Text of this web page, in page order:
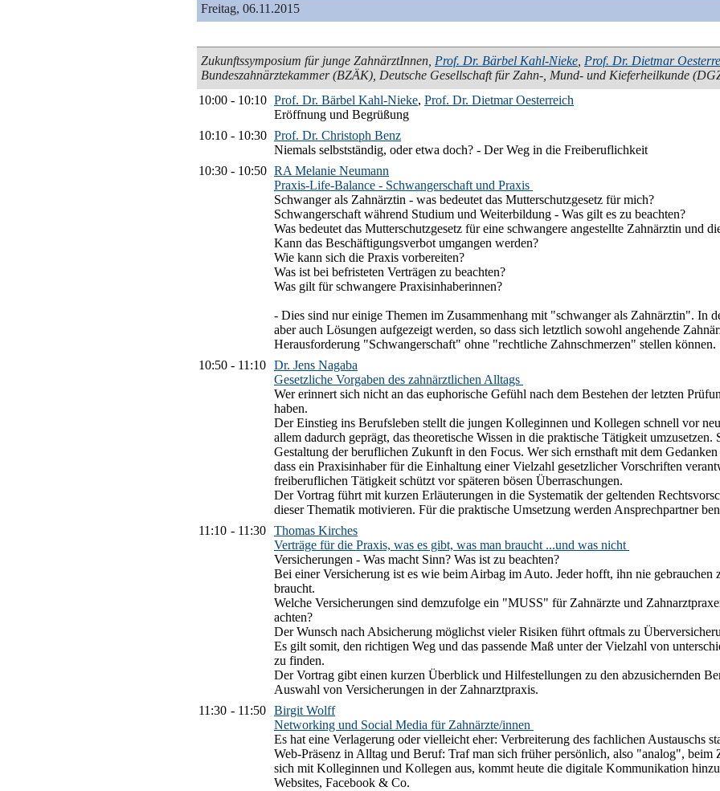
Freitag, 06.11.2015
Zukunftssymposium für junge ZahnärztInnen Prof. Dr. Bärbel Kahl-Nieke Prof. Dr. Dietmar
Bundeszahnärztekammer (BZÄK), Deutsche Gesellschaft für Zahn-, Mund- und Kieferheilkunde
10:00 - 10:10 Prof. Dr. Bärbel Kahl-Nieke, Prof. Dr. Dietmar Oesterreich
Eröffnung und Begrüßung
10:10 - 10:30 Prof. Dr. Christoph Benz
Niemals selbstständig, oder etwa doch? - Der Weg in die Freiberuflichkeit
10:30 - 10:50 RA Melanie Neumann
Praxis-Life-Balance - Schwangerschaft und Praxis
Schwanger als Zahnärztin - was bedeutet das Mutterschutzgesetz für mich?
Schwangerschaft während Studium und Weiterbildung - Was gilt es zu beachten?
Was bedeutet das Mutterschutzgesetz für eine schwangere angestellte Zahnärztin und
Kann das Beschäftigungsverbot umgangen werden?
Wie kann sich die Praxis vorbereiten?
Was ist bei befristeten Verträgen zu beachten?
Was gilt für schwangere Praxisinhaberinnen?
- Dies sind nur einige Themen im Zusammenhang mit "schwanger als Zahnärztin". In
aber auch Lösungen aufgezeigt werden, so dass sich letztlich sowohl angehende
Herausforderung "Schwangerschaft" ohne "rechtliche Zahnschmerzen" stellen können.
10:50 - 11:10 Dr. Jens Nagaba
Gesetzliche Vorgaben des zahnärztlichen Alltags
Wer erinnert sich nicht an das euphorische Gefühl nach dem Bestehen der letzten
haben.
Der Einstieg ins Berufsleben stellt die jungen Kolleginnen und Kollegen schnell vor
allem dadurch geprägt, das theoretische Wissen in die praktische Tätigkeit
Gestaltung der beruflichen Zukunft in den Focus. Wer sich ernsthaft mit dem
dass ein Praxisinhaber für die Einhaltung einer Vielzahl gesetzlicher Vorschriften
freiberuflichen Tätigkeit schützt vor späteren bösen Überraschungen.
Der Vortrag führt mit kurzen Erläuterungen in die Systematik der geltenden
dieser Thematik motivieren. Für die praktische Umsetzung werden Ansprechpartner
11:10 - 11:30 Thomas Kirches
Verträge für die Praxis, was es gibt, was man braucht ...und was nicht
Versicherungen - Was macht Sinn? Was ist zu beachten?
Bei einer Versicherung ist es wie beim Airbag im Auto. Jeder hofft, ihn nie
braucht.
Welche Versicherungen sind demzufolge ein "MUSS" für Zahnärzte und
achten?
Der Wunsch nach Absicherung möglichst vieler Risiken führt oftmals zu
Es gilt somit, den richtigen Weg und das passende Maß unter der Vielzahl von
zu finden.
Der Vortrag gibt einen kurzen Überblick und Hilfestellungen zu den abzusichernden
Auswahl von Versicherungen in der Zahnarztpraxis.
11:30 - 11:50 Birgit Wolff
Networking und Social Media für Zahnärzte/innen
Es hat eine Verlagerung oder vielleicht eher: Verbreiterung des fachlichen Austauschs
Web-Präsenz in Alltag und Beruf: Traf man sich früher persönlich, also "analog",
sich mit Kolleginnen und Kollegen aus, kommt heute die digitale Kommunikation
Websites, Facebook & Co.